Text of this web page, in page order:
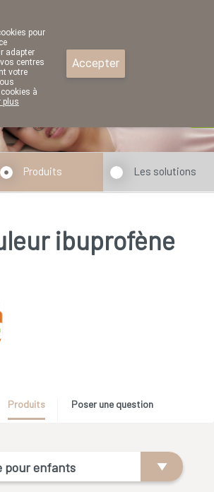
Produits Les solutions
ibuprofène
Produits Poser une question
pour enfants
pour
adapter
centres
votre
à
plus
Accepter